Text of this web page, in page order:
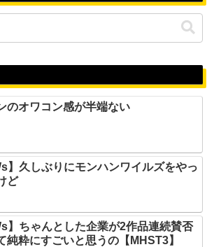
のオワコン感が半端ない
】久しぶりにモンハンワイルズをやっ
ど
】ちゃんとした企業が2作品連続賛否
純粋にすごいと思うの【MHST3】